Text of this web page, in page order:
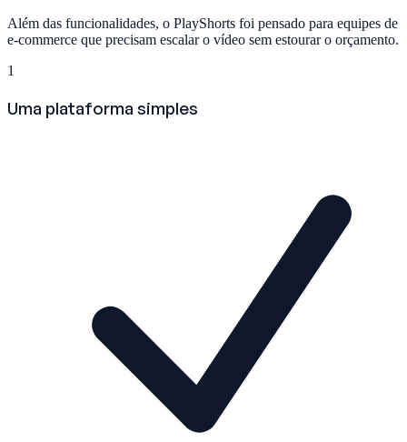
Além das funcionalidades, o PlayShorts foi pensado para equipes de
e-commerce que precisam escalar o vídeo sem estourar o orçamento.
1
Uma plataforma simples